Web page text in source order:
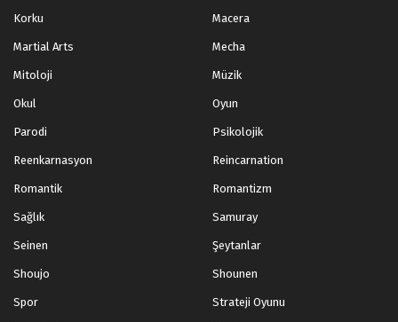
Korku Macera
Martial Arts Mecha
Mitoloji Müzik
Okul Oyun
Parodi Psikolojik
Reenkarnasyon Reincarnation
Romantik Romantizm
Sağlık Samuray
Seinen Şeytanlar
Shoujo Shounen
Spor Strateji Oyunu